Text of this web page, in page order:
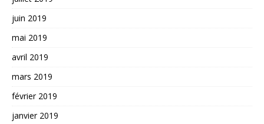
juin 2019
mai 2019
avril 2019
mars 2019
février 2019
janvier 2019